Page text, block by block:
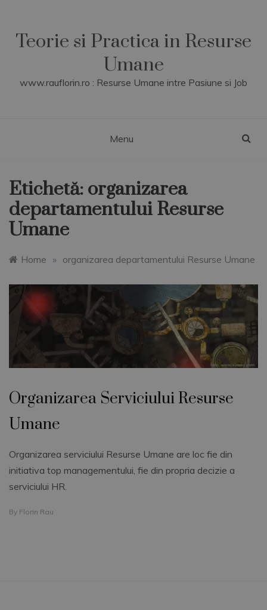
contentTeorie si Practica in Resurse
Umane
www.rauflorin.ro : Resurse Umane intre Pasiune si Job
Menu
Etichetă: organizarea
departamentului Resurse
Umane
Home » organizarea departamentului Resurse Umane
Organizarea Serviciului Resurse
Umane
Organizarea serviciului Resurse Umane are loc fie din
initiativa top managementului, fie din propria decizie a
serviciului HR.
By Florin Rau